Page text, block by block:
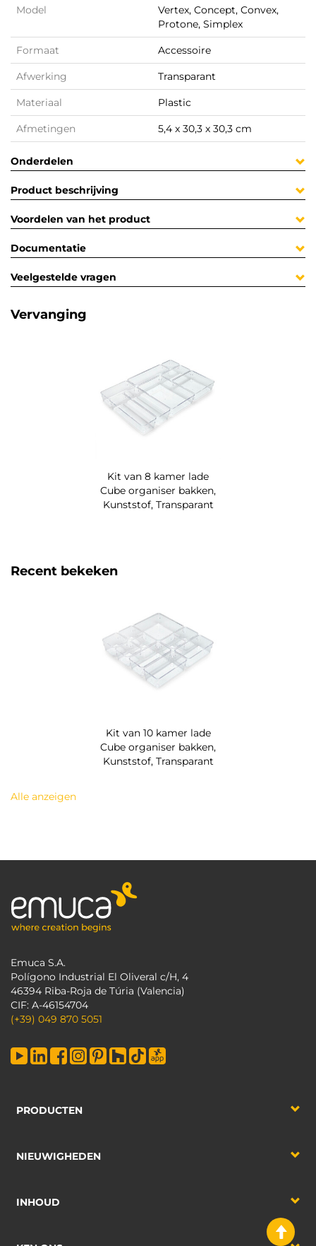
Model
Vertex, Concept, Convex,
Protone, Simplex
Formaat Accessoire
Afwerking Transparant
Materiaal Plastic
Afmetingen 5,4 x 30,3 x 30,3 cm
Onderdelen
Product beschrijving
Voordelen van het product
Documentatie
Veelgestelde vragen
Vervanging
Kit van 8 kamer lade
Cube organiser bakken,
Kunststof, Transparant
Recent bekeken
Kit van 10 kamer lade
Cube organiser bakken,
Kunststof, Transparant
Alle anzeigen
Emuca S.A.
Polígono Industrial El Oliveral c/H, 4
46394 Riba-Roja de Túria (Valencia)
CIF: A-46154704
(+39) 049 870 5051
PRODUCTEN
NIEUWIGHEDEN
INHOUD